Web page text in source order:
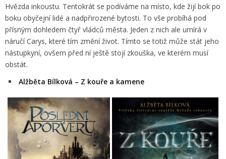
Hvězda inkoustu. Tentokrát se podíváme na místo, kde žijí bok po
boku obyčejní lidé a nadpřirozené bytosti. To vše probíhá pod
přísným dohledem čtyř vládců města. Jeden z nich ale umírá v
náručí Carys, které tím změní život. Tímto se totiž může stát jeho
nástupkyní, ovšem před ní ještě stojí zkouška, ve kterém musí
obstát.
Alžběta Bílková – Z kouře a kamene